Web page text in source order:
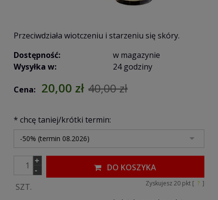
Przeciwdziała wiotczeniu i starzeniu się skóry.
Dostępność:
w magazynie
Wysyłka w:
24 godziny
Cena: 20,00 zł 40,00 zł
* chcę taniej/krótki termin:
+
-
SZT.
DO KOSZYKA
Zyskujesz20pkt [ ? ]